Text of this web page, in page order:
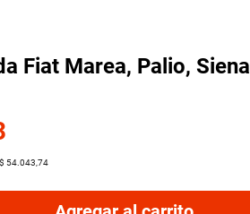
Fiat Marea, Palio, Siena
$ 54. 043 74